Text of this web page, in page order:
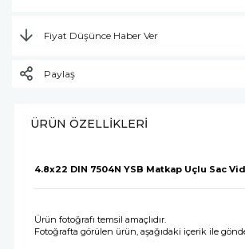
Fiyat Düşünce Haber Ver
Paylaş
ÜRÜN ÖZELLIKLERI
4.8x22 DIN 7504N YSB Matkap Uçlu Sac
Ürün fotoğrafı temsil amaçlıdır.
Fotoğrafta görülen ürün, aşağıdaki içerik ile